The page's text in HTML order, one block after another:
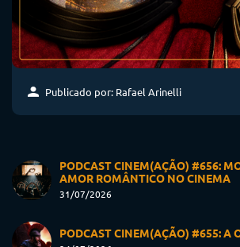
Publicado por: Rafael Arinelli
PODCAST CINEM(AÇÃO) #656:
AMOR ROMÂNTICO NO CINEMA
31/07/2026
PODCAST CINEM(AÇÃO) #655: A